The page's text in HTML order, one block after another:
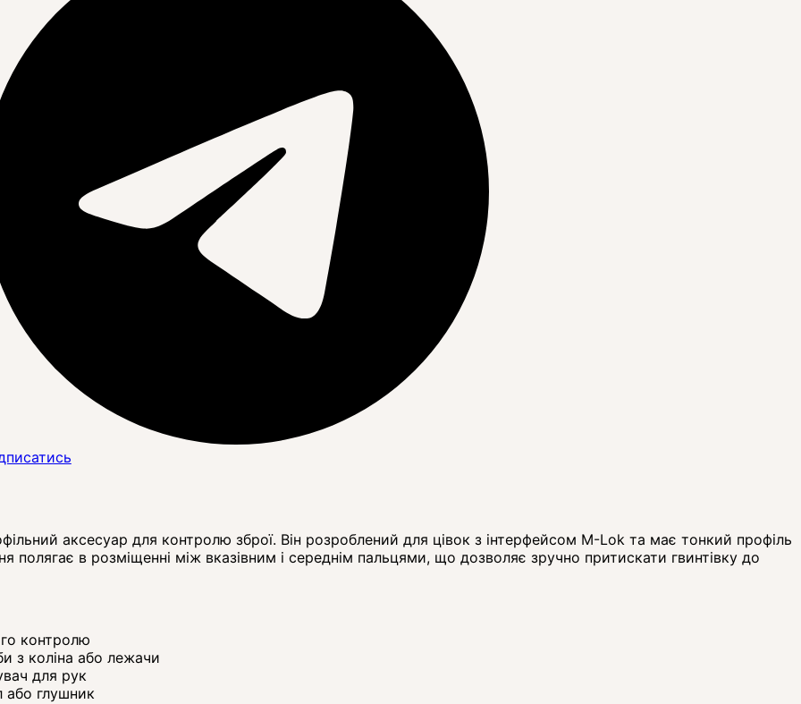
аксесуар для контролю зброї. Він розроблений для цівок з інтерфейсом M-Lok та має тонкий профіль
полягає в розміщенні між вказівним і середнім пальцями, що дозволяє зручно притискати гвинтівку до
контролю
з коліна або лежачи
для рук
або глушник